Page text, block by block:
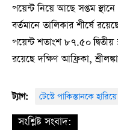
পয়েন্ট নিয়ে আছে সপ্তম
বর্তমানে তালিকার শীর্ষে
পয়েন্ট শতাংশ
রয়েছে দক্ষিণ আফ্রিকা,
ট্যাগ: টেস্টে পাকিস্তানকে
সংশ্লিষ্ট সংবাদ: